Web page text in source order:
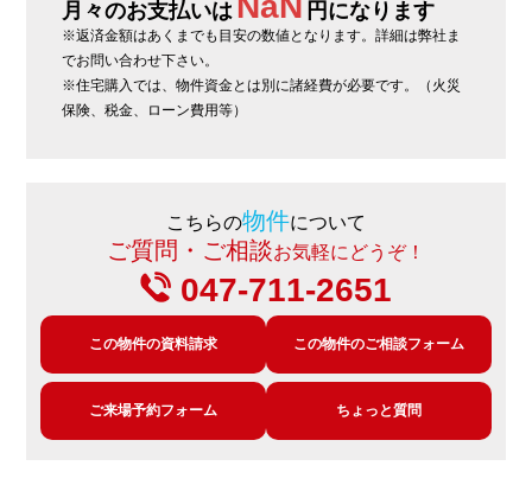
月々のお支払いは 円になります
※返済金額はあくまでも目安の数値となります。詳細は弊社ま
でお問い合わせ下さい。
※住宅購入では、物件資金とは別に諸経費が必要です。（火災
保険、税金、ローン費用等）
こちらの物件について
ご質問・ご相談お気軽にどうぞ！
047-711-2651
この物件の資料請求 この物件のご相談フォーム
ご来場予約フォーム ちょっと質問